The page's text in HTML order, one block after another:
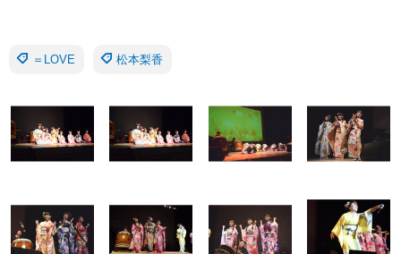
＝LOVE 松本梨香